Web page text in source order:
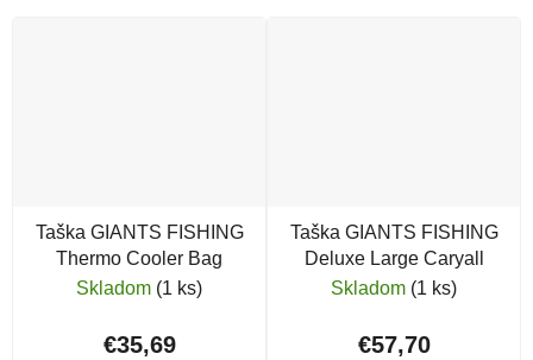
Taška GIANTS FISHING
Thermo Cooler Bag
Skladom (1 ks)
€35,69
Taška GIANTS FISHING
Deluxe Large Caryall
Skladom (1 ks)
€57,70